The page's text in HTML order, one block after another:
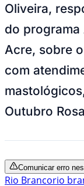
Oliveira,
do programa
Acre, sobre
com
Outubro
Comunicar erro
Rio Brancorio